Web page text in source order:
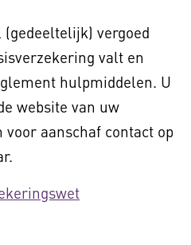
vergoed
valt en
hulpmiddelen. U
website van uw
aanschaf contact op